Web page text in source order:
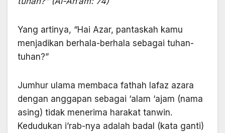
Yang artinya, “Hai Azar, pantaskah kamu
menjadikan berhala-berhala sebagai tuhan-
tuhan?”
Jumhur ulama membaca fathah lafaz azara
dengan anggapan sebagai ‘alam ‘ajam (nama
asing) tidak menerima harakat tanwin.
Kedudukan i’rab-nya adalah badal (kata ganti)